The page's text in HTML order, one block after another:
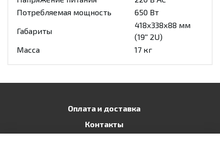
Потребляемая мощность
650 Вт
Габариты
418х338х88 мм
(19'' 2U)
Масса
17 кг
Оплата и доставка
Контакты